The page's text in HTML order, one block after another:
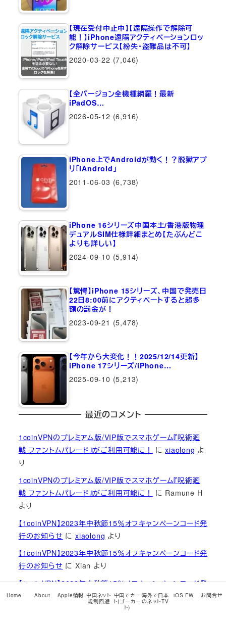
【現在受付中止中】【遠隔操作で解除可
能！】iPhone遠隔アクティベーションロッ
ク解除サービス【紛失・盗難品は不可】
2020-03-22 (7,046)
【全バージョン全機種網羅！最新
iPadOS…
2026-05-12 (6,916)
iPhone上でAndroidが動く！？脱獄アプ
リ「iAndroid」
2011-06-03 (6,738)
iPhone 16シリーズ中国本土/香港版物理
デュアルSIM仕様詳細まとめ【たぶんどこ
よりも詳しい】
2024-09-10 (5,914)
【驚愕】iPhone 15シリーズ、中国で発売日
22日8:00前にアクティベートすると超多
額の罰金が！
2023-09-21 (5,478)
【今年から大変化！！2025/12/14更新】
iPhone 17シリーズ/iPhone…
2025-09-10 (5,213)
最近のコメント
1coinVPNのプレミアム版/VIP版でスマホゲーム『呪術廻
戦 ファントムパレード』がご利用可能に！
にxiaolong よ
り
1coinVPNのプレミアム版/VIP版でスマホゲーム『呪術廻
戦 ファントムパレード』がご利用可能に！
に Ramune H
より
【1coinVPN】2023年中秋節15％オフキャンペーンコード発
行のお知らせ にxiaolong より
【1coinVPN】2023年中秋節15％オフキャンペーンコード発
行のお知らせ にXian より
【1coinVPN】2023年中秋節15％オフキャンペーンコード発
行のお知らせにxiaolongより
【1coinVPN】2023年中秋節15％オフキャンペーンコード発
Home About Apple情報 中国ネット
規制回避
中国でカー
ト(ゴーカー
ト)
海外で日本
のネットTV
iOS FW お問合せ